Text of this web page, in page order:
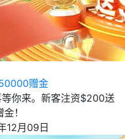
赠金
你来。新客注资$200送
！
12月09日